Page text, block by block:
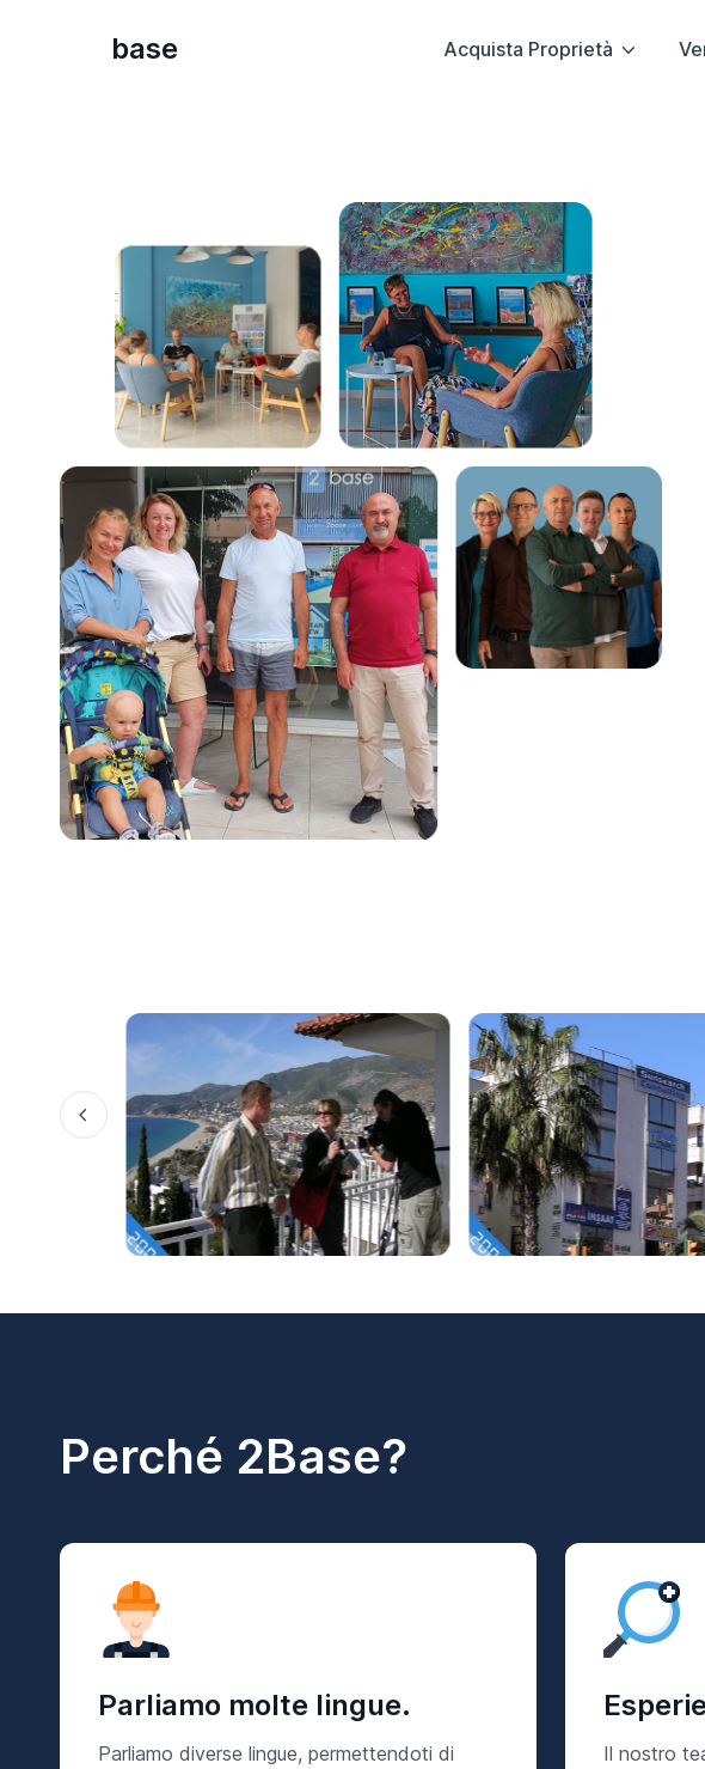
base Acquista Proprietà
Perché 2Base?
Parliamo molte lingue.
Parliamo diverse lingue, permettendoti di
Il nostro